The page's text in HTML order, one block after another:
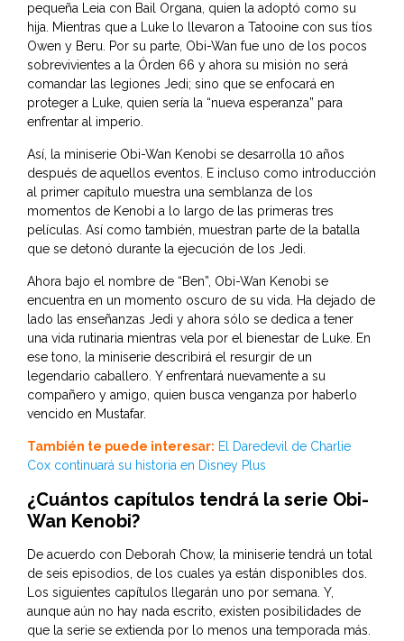
pequeña Leia con Bail Organa, quien la adoptó como su
hija. Mientras que a Luke lo llevaron a Tatooine con sus tíos
Owen y Beru. Por su parte, Obi-Wan fue uno de los pocos
sobrevivientes a la Órden 66 y ahora su misión no será
comandar las legiones Jedi; sino que se enfocará en
proteger a Luke, quien sería la “nueva esperanza” para
enfrentar al imperio.
Así, la miniserie Obi-Wan Kenobi se desarrolla 10 años
después de aquellos eventos. E incluso como introducción
al primer capítulo muestra una semblanza de los
momentos de Kenobi a lo largo de las primeras tres
películas. Así como también, muestran parte de la batalla
que se detonó durante la ejecución de los Jedi.
Ahora bajo el nombre de “Ben”, Obi-Wan Kenobi se
encuentra en un momento oscuro de su vida. Ha dejado de
lado las enseñanzas Jedi y ahora sólo se dedica a tener
una vida rutinaria mientras vela por el bienestar de Luke. En
ese tono, la miniserie describirá el resurgir de un
legendario caballero. Y enfrentará nuevamente a su
compañero y amigo, quien busca venganza por haberlo
vencido en Mustafar.
También te puede interesar: El Daredevil de Charlie
Cox continuará su historia en Disney Plus
¿Cuántos capítulos tendrá la serie Obi-
Wan Kenobi?
De acuerdo con Deborah Chow, la miniserie tendrá un total
de seis episodios, de los cuales ya están disponibles dos.
Los siguientes capítulos llegarán uno por semana. Y,
aunque aún no hay nada escrito, existen posibilidades de
que la serie se extienda por lo menos una temporada más.